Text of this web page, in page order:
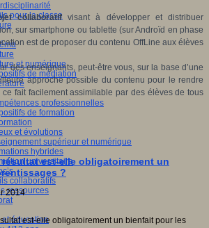
pour la classe
et numérique
de médiation
professionnelles
de formation
et évolutions
supérieur et numérique
hybrides
universitaire
collaboratifs
ressources
et éducation
collaboratifvisant à développer et distribuer
sur smartphone ou tablette (sur Androïd en phase
est de proposer du contenu OffLine aux élèves
des enseignants, peut-être vous, sur la base d’une
approche possible du contenu pour le rendre
ce fait facilement assimilable par des élèves de tous
est-elle obligatoirement un
?
2014